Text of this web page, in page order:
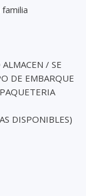
/ SE
DE EMBARQUE
DISPONIBLES)